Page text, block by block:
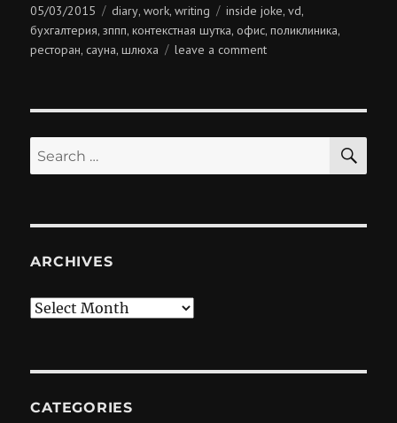
Posted
on
05/03/2015 Categories
diary,work,writing Tags
inside joke,vd,
бухгалтерия,зппп,контекстная шутка,офис,поликлиника,
ресторан,сауна,шлюха leave a commenton
Search
for:
ARCHIVES
Archives
CATEGORIES